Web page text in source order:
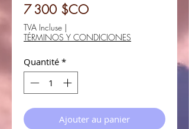
7 300 $COPrix
TVA Incluse |
TÉRMINOS Y CONDICIONES
Quantité *
Ajouter au panier